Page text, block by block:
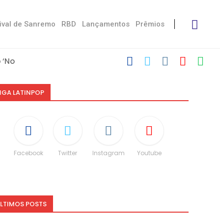
de Sanremo RBD Lançamentos Prêmios
Stress’
LATINPOP
Facebook Twitter Instagram Youtube
POSTS